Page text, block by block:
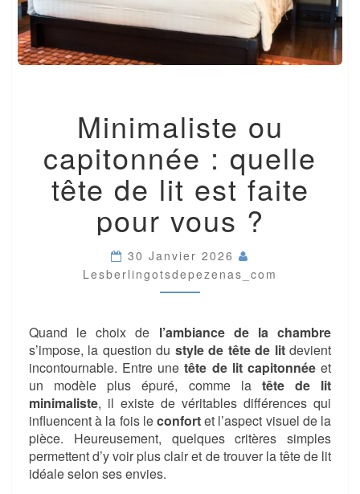
OU
CAPITONNÉE
QUELLE
TÊTE
DE
LIT
EST
POUR
VOUS
?
Minimaliste ou
capitonnée : quelle
tête de lit est faite
pour vous ?
30 Janvier 2026
Lesberlingotsdepezenas_com
Quand le choix de l’ambiance de la chambre
s’impose, la question du style de tête de litdevient
incontournable. Entre unetête de lit capitonnéeet
un modèle plus épuré, comme la tête de lit
minimaliste, il existe de véritables différences qui
influencent à la fois leconfortet l’aspect visuel de la
pièce. Heureusement, quelques critères simples
permettent d’y voir plus clair et de trouver la tête de lit
idéale selon ses envies.